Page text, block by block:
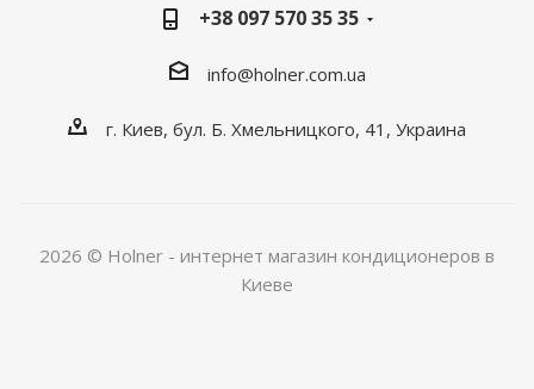
+38 097 570 35 35
info@holner.com.ua
г. Киев, бул. Б. Хмельницкого, 41, Украина
2026 © Holner - интернет магазин кондиционеров в
Киеве